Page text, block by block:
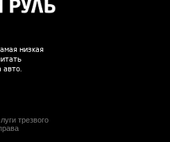
низкая
авто.
трезвого